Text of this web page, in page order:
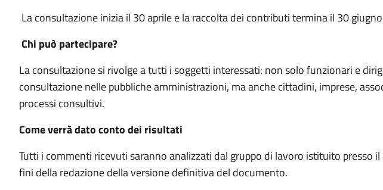
La consultazione inizia il 30 aprile e la raccolta dei contributi termina il 30
Chi può partecipare?
La consultazione si rivolge a tutti i soggetti interessati: non solo funzionari e
consultazione nelle pubbliche amministrazioni, ma anche cittadini, imprese,
processi consultivi.
Come verrà dato conto dei risultati
Tutti i commenti ricevuti saranno analizzati dal gruppo di lavoro istituito presso
fini della redazione della versione definitiva del documento.